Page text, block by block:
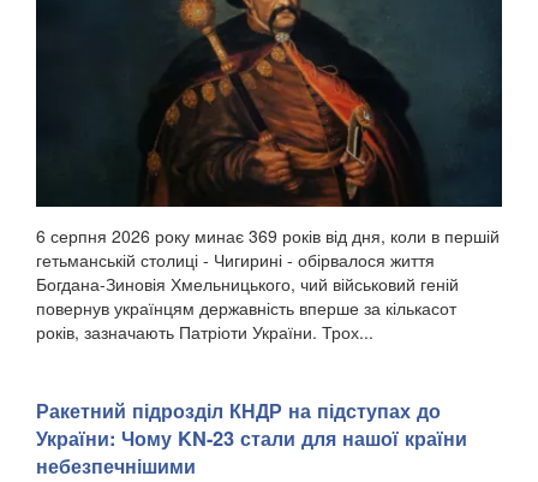
6 серпня 2026 року минає 369 років від дня, коли в першій
гетьманській столиці - Чигирині - обірвалося життя
Богдана-Зиновія Хмельницького, чий військовий геній
повернув українцям державність вперше за кількасот
років, зазначають Патріоти України. Трох...
Ракетний підрозділ КНДР на підступах до
України: Чому KN-23 стали для нашої країни
небезпечнішими